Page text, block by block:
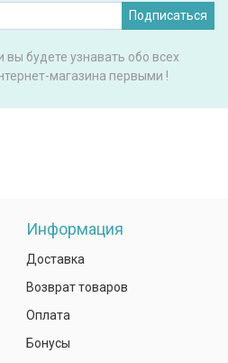
Подписаться
будете узнавать обо всех
магазина первыми !
Информация
Доставка
Возврат товаров
Оплата
Бонусы